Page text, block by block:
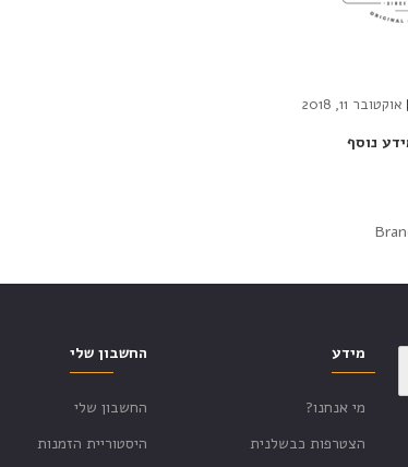
אוקטובר 11, 2018
נוסף
החשבון שלי
החשבון שלי
היסטוריית הזמנות
מידע
מי אנחנו?
הצטרפות כבשלנית